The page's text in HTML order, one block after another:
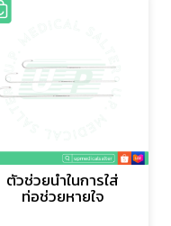
ตัวช่วยนำในการใส่
ท่อช่วยหายใจ